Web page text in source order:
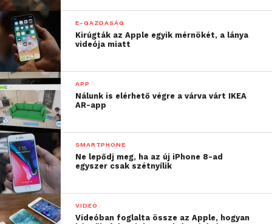
E-GAZDASÁG
Kirúgták az Apple egyik mérnökét, a lánya
videója miatt
APP
Nálunk is elérhető végre a várva várt IKEA
AR-app
SMARTPHONE
Ne lepődj meg, ha az új iPhone 8-ad
egyszer csak szétnyílik
VIDEÓ
Videóban foglalta össze az Apple, hogyan